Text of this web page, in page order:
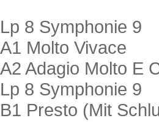
Lp 8 Symphonie 9
A1 Molto Vivace
A2 Adagio Molto E
Lp 8 Symphonie 9
B1 Presto (Mit